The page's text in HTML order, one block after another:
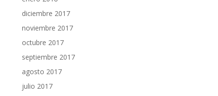
diciembre 2017
noviembre 2017
octubre 2017
septiembre 2017
agosto 2017
julio 2017